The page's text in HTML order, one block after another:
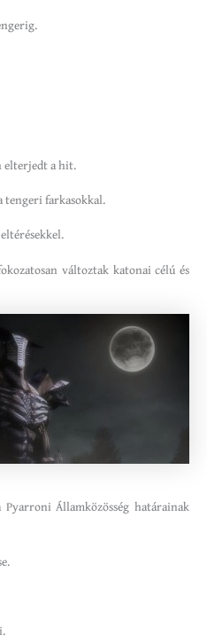
elterjedt a hit.
tengeri farkasokkal.
változtak katonai célú és
Államközösség határainak